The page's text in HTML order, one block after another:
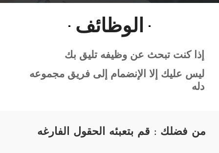
الوظائف
إذا كنت تبحث عن وظيفه تليق بك
ليس عليك إلا الإنضمام إلى فريق مجموعه
دله
من فضلك : قم بتعبئه الحقول الفارغه